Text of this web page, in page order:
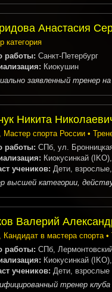
Анастасия
категория
работы: Санкт-Петербург
Киокушин
заявленный тренер на
Никита
Мастер спорта России •
работы: СПб, ул.
Киокусинкай
учеников: Дети,
высшей категории,
Валерий
Кандидат в мастера спорта •
работы: СПб,
Киокусинкай
учеников: Дети, взрослые
тренер